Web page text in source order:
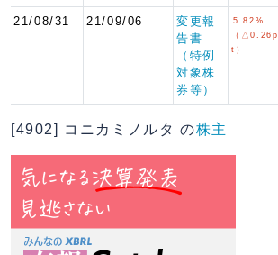
21/08/31 21/09/06
変更報
告書
（特例
対象株
券等）
5.82%
（△0.26p
t）
[4902] コニカミノルタ の株主